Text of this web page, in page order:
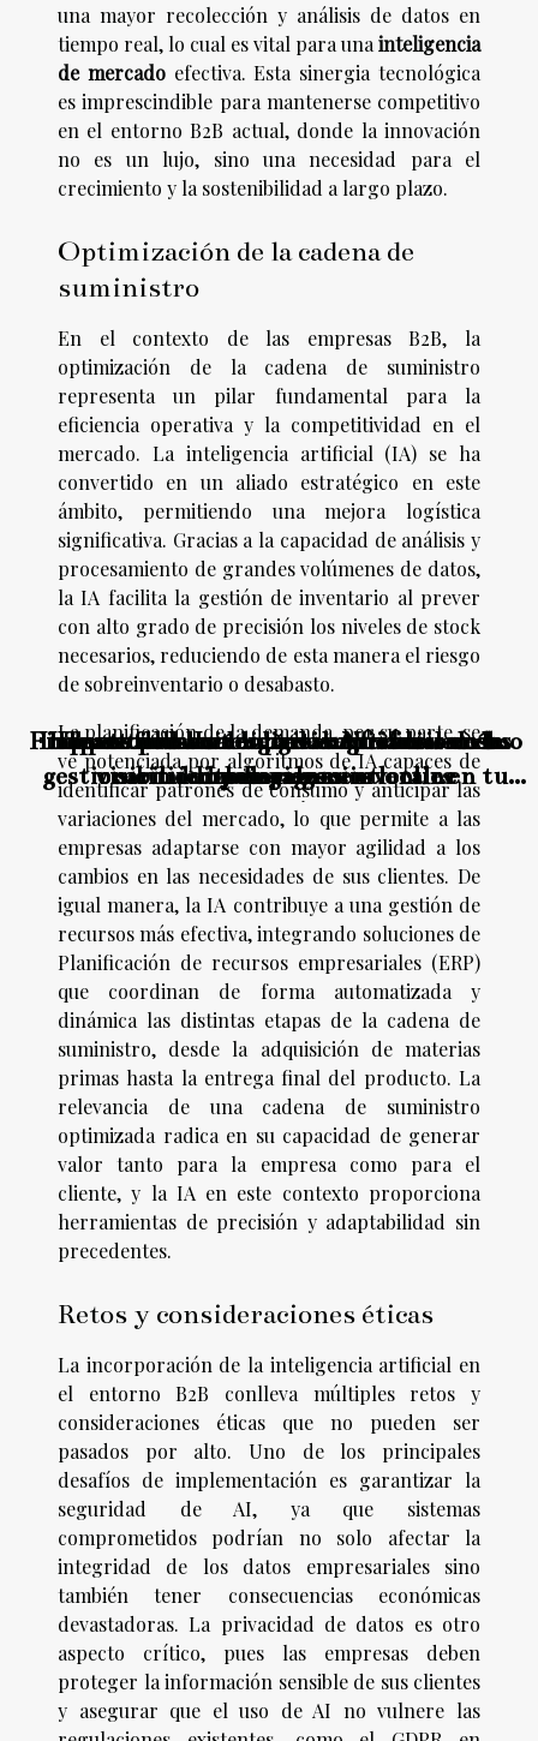
una mayor recolección y análisis de datos en
tiempo real, lo cual es vital para una inteligencia
de mercadoefectiva. Esta sinergia tecnológica
es imprescindible para mantenerse competitivo
en el entorno B2B actual, donde la innovación
no es un lujo, sino una necesidad para el
crecimiento y la sostenibilidad a largo plazo.
Optimización de la cadena de
suministro
En el contexto de las empresas B2B, la
optimización de la cadena de suministro
representa un pilar fundamental para la
eficiencia operativa y la competitividad en el
mercado. La inteligencia artificial (IA) se ha
convertido en un aliado estratégico en este
ámbito, permitiendo una mejora logística
significativa. Gracias a la capacidad de análisis y
procesamiento de grandes volúmenes de datos,
la IA facilita la gestión de inventario al prever
con alto grado de precisión los niveles de stock
necesarios, reduciendo de esta manera el riesgo
de sobreinventario o desabasto.
La planificación de la demanda, por su parte, se
ve potenciada por algoritmos de IA capaces de
identificar patrones de consumo y anticipar las
variaciones del mercado, lo que permite a las
empresas adaptarse con mayor agilidad a los
cambios en las necesidades de sus clientes. De
igual manera, la IA contribuye a una gestión de
recursos más efectiva, integrando soluciones de
Planificación de recursos empresariales (ERP)
que coordinan de forma automatizada y
dinámica las distintas etapas de la cadena de
suministro, desde la adquisición de materias
primas hasta la entrega final del producto. La
relevancia de una cadena de suministro
optimizada radica en su capacidad de generar
valor tanto para la empresa como para el
cliente, y la IA en este contexto proporciona
herramientas de precisión y adaptabilidad sin
precedentes.
Retos y consideraciones éticas
La incorporación de la inteligencia artificial en
el entorno B2B conlleva múltiples retos y
consideraciones éticas que no pueden ser
pasados por alto. Uno de los principales
desafíos de implementación es garantizar la
seguridad de AI, ya que sistemas
comprometidos podrían no solo afectar la
integridad de los datos empresariales sino
también tener consecuencias económicas
devastadoras. La privacidad de datos es otro
aspecto crítico, pues las empresas deben
proteger la información sensible de sus clientes
y asegurar que el uso de AI no vulnere las
Impacto de la Inteligencia Artificial en las
operaciones
Impacto del aumento de seguidores en la
visibilidad y engagement online
Transformación digital: Nuevos roles
laborales
Finanzas personales para empresarios cómo
gestionar tu dinero para reinvertir en tu
negocio
Impacto de las reseñas verificadas en el
crecimiento de negocios locales